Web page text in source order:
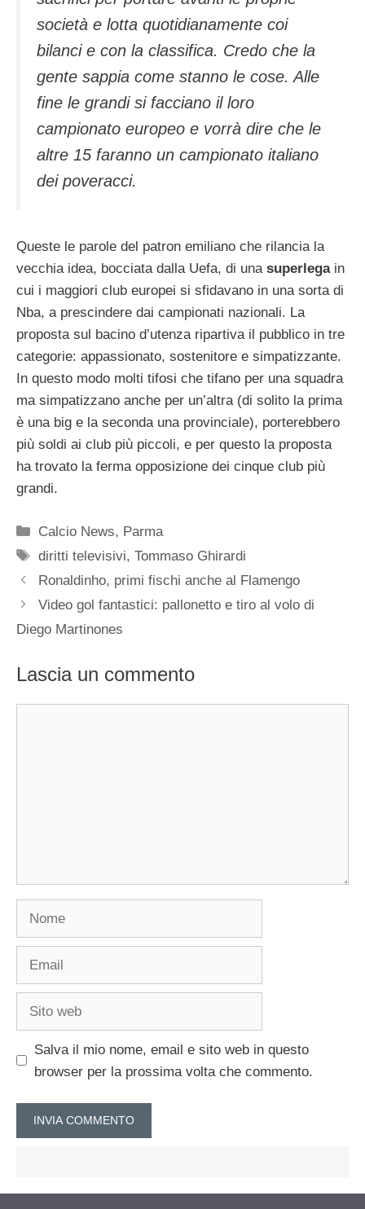
società e lotta quotidianamente coi
bilanci e con la classifica. Credo che la
gente sappia come stanno le cose. Alle
fine le grandi si facciano il loro
campionato europeo e vorrà dire che le
altre 15 faranno un campionato italiano
dei poveracci.
Queste le parole del patron emiliano che rilancia la
vecchia idea, bocciata dalla Uefa, di una superlega in
cui i maggiori club europei si sfidavano in una sorta di
Nba, a prescindere dai campionati nazionali. La
proposta sul bacino d’utenza ripartiva il pubblico in tre
categorie: appassionato, sostenitore e simpatizzante.
In questo modo molti tifosi che tifano per una squadra
ma simpatizzano anche per un’altra (di solito la prima
è una big e la seconda una provinciale), porterebbero
più soldi ai club più piccoli, e per questo la proposta
ha trovato la ferma opposizione dei cinque club più
grandi.
Categorie
Calcio News, Parma
Tag
diritti televisivi,Tommaso Ghirardi
Ronaldinho, primi fischi anche al Flamengo
Video gol fantastici: pallonetto e tiro al volo di
Diego Martinones
Lascia un commento
Salva il mio nome, email e sito web in questo
browser per la prossima volta che commento.